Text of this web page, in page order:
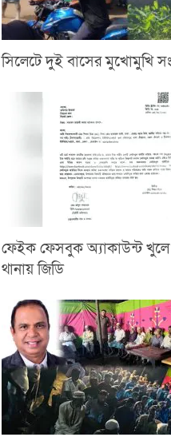
সিলেটে দুই বাসের মুখোমুখি
ফেইক ফেসবুক অ্যাকাউন্ট খুলে
থানায় জিডি